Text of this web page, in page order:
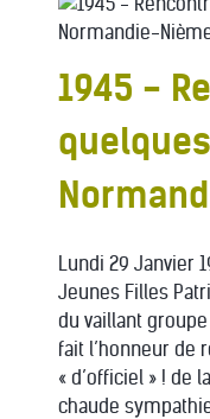
1945 -
Lundi 29 Janvier
Jeunes Filles
du vaillant
fait l’honneur de
« d’officiel » ! de
chaude